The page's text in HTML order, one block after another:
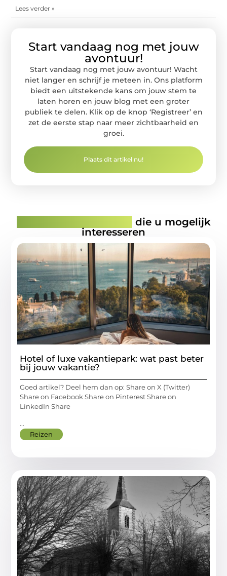
Lees verder »
Start vandaag nog met jouw
avontuur!
Start vandaag nog met jouw avontuur! Wacht
niet langer en schrijf je meteen in. Ons platform
biedt een uitstekende kans om jouw stem te
laten horen en jouw blog met een groter
publiek te delen. Klik op de knop ‘Registreer’ en
zet de eerste stap naar meer zichtbaarheid en
groei.
Plaats dit artikel nu!
die u mogelijk
interesseren
Hotel of luxe vakantiepark: wat past beter
bij jouw vakantie?
Goed artikel? Deel hem dan op: Share on X (Twitter)
Share on Facebook Share on Pinterest Share on
LinkedIn Share
...
Reizen